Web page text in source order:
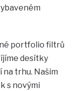
portfolio filtrů
desítky
trhu. Našim
s novými